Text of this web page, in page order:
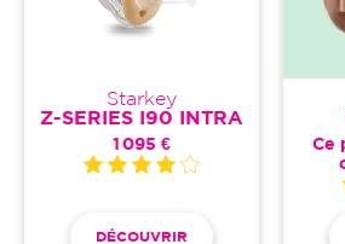
Starkey
Z-SERIES I90 INTRA
1 095 €
DÉCOUVRIR
Ce